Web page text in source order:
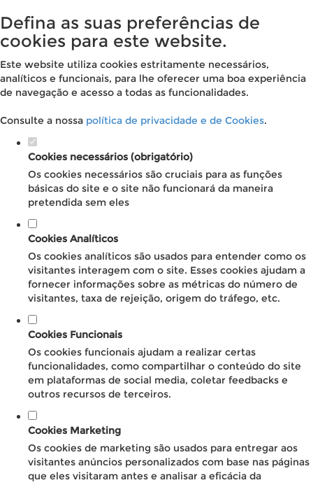
Defina as suas preferências de
cookies para este website.
Este website utiliza cookies estritamente necessários,
analíticos e funcionais, para lhe oferecer uma boa experiência
de navegação e acesso a todas as funcionalidades.
Consulte a nossa política de privacidade e de Cookies.
Cookies necessários (obrigatório)
Os cookies necessários são cruciais para as funções
básicas do site e o site não funcionará da maneira
pretendida sem eles
Cookies Analíticos
Os cookies analíticos são usados para entender como os
visitantes interagem com o site. Esses cookies ajudam a
fornecer informações sobre as métricas do número de
visitantes, taxa de rejeição, origem do tráfego, etc.
Cookies Funcionais
Os cookies funcionais ajudam a realizar certas
funcionalidades, como compartilhar o conteúdo do site
em plataformas de social media, coletar feedbacks e
outros recursos de terceiros.
Cookies Marketing
Os cookies de marketing são usados para entregar aos
visitantes anúncios personalizados com base nas páginas
que eles visitaram antes e analisar a eficácia da